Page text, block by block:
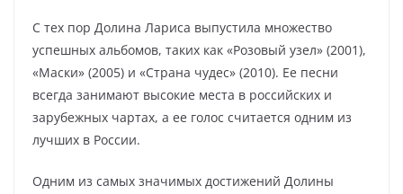
С тех пор Долина Лариса выпустила множество
успешных альбомов, таких как «Розовый узел» (2001),
«Маски» (2005) и «Страна чудес» (2010). Ее песни
всегда занимают высокие места в российских и
зарубежных чартах, а ее голос считается одним из
лучших в России.
Одним из самых значимых достижений Долины